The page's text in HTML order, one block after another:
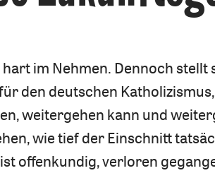
im Nehmen. Dennoch stellt
den deutschen
weitergehen kann und
wie tief der Einschnitt
offenkundig, verloren